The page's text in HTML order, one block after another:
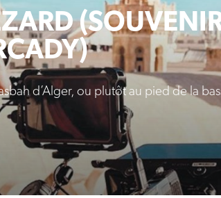
d’Alger, ou plutôt au pied de la